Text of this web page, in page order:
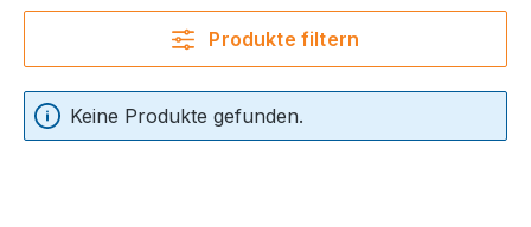
Produkte filtern
Keine Produkte gefunden.